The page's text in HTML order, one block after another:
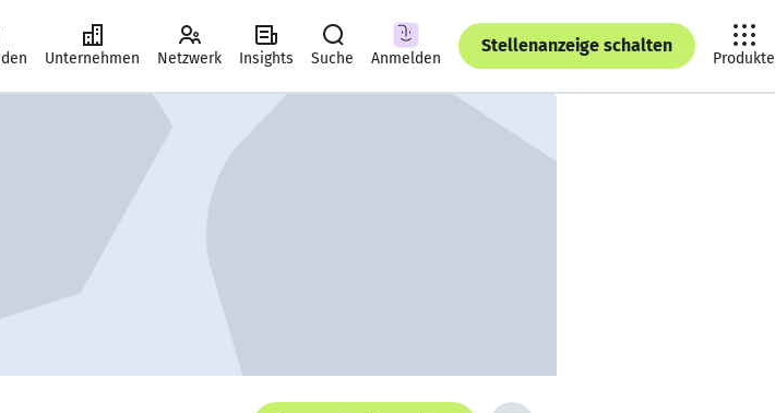
Unternehmen Netzwerk Insights Suche Anmelden
Stellenanzeige schalten
Produkte